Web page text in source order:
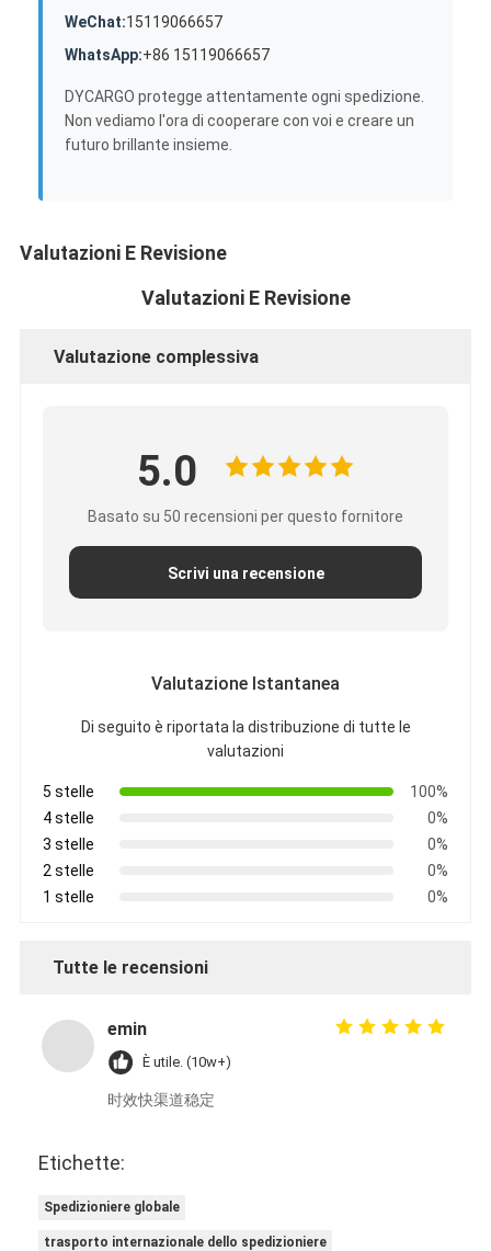
WeChat:15119066657
WhatsApp:+86 15119066657
DYCARGO protegge attentamente ogni spedizione.
Non vediamo l'ora di cooperare con voi e creare un
futuro brillante insieme.
Valutazioni E Revisione
Valutazioni E Revisione
Valutazione complessiva
5.0
Basato su 50 recensioni per questo fornitore
Scrivi una recensione
Valutazione Istantanea
Di seguito è riportata la distribuzione di tutte le
valutazioni
5 stelle
100%
4 stelle
0%
3 stelle
0%
2 stelle
0%
1 stelle
0%
Tutte le recensioni
emin
È utile. (10w+)
时效快渠道稳定
Etichette:
Spedizioniere globale
trasporto internazionale dello spedizioniere